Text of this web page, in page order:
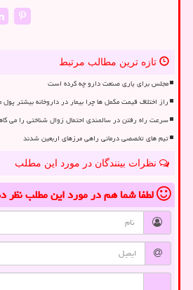
تازه ترین مطالب مرتبط
مجلس برای یاری صنعت دارو چه کرده است
راز اختلاف قیمت مکمل ها چرا بیمار در داروخانه بیشتر
سرعت راه رفتن در سالمندی احتمال زوال شناختی را می
تیم های تخصصی درمانی راهی مرزهای اربعین شدند
نظرات بینندگان در مورد این مطلب
لطفا شما همدر مورد این مطلبنظر